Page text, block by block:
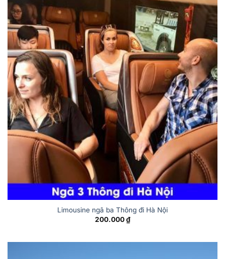
Limousine ngã ba Thông đi Hà Nội
200.000₫